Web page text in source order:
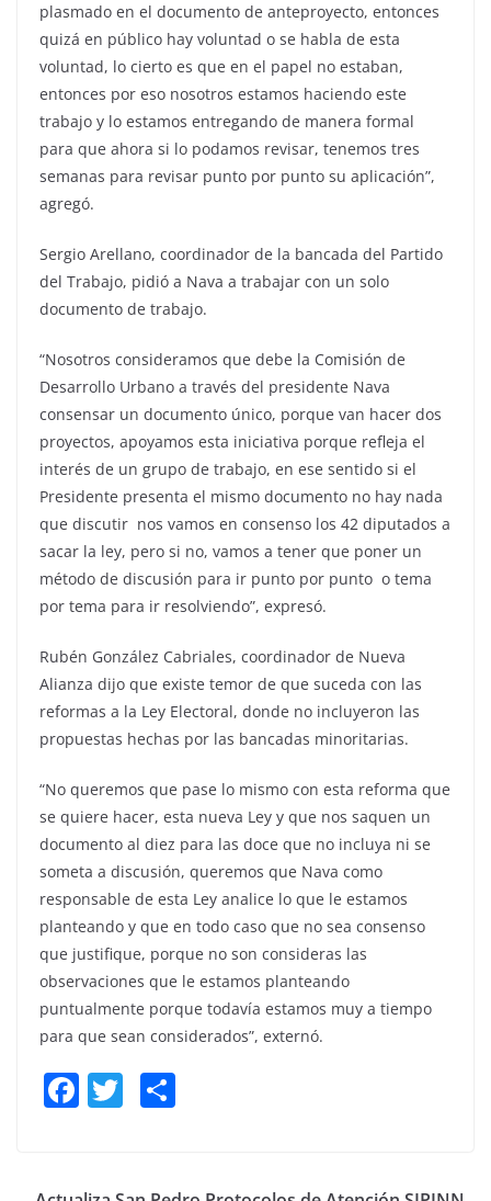
plasmado en el documento de anteproyecto, entonces
quizá en público hay voluntad o se habla de esta
voluntad, lo cierto es que en el papel no estaban,
entonces por eso nosotros estamos haciendo este
trabajo y lo estamos entregando de manera formal
para que ahora si lo podamos revisar, tenemos tres
semanas para revisar punto por punto su aplicación”,
agregó.
Sergio Arellano, coordinador de la bancada del Partido
del Trabajo, pidió a Nava a trabajar con un solo
documento de trabajo.
“Nosotros consideramos que debe la Comisión de
Desarrollo Urbano a través del presidente Nava
consensar un documento único, porque van hacer dos
proyectos, apoyamos esta iniciativa porque refleja el
interés de un grupo de trabajo, en ese sentido si el
Presidente presenta el mismo documento no hay nada
que discutir nos vamos en consenso los 42 diputados a
sacar la ley, pero si no, vamos a tener que poner un
método de discusión para ir punto por punto o tema
por tema para ir resolviendo”, expresó.
Rubén González Cabriales, coordinador de Nueva
Alianza dijo que existe temor de que suceda con las
reformas a la Ley Electoral, donde no incluyeron las
propuestas hechas por las bancadas minoritarias.
“No queremos que pase lo mismo con esta reforma que
se quiere hacer, esta nueva Ley y que nos saquen un
documento al diez para las doce que no incluya ni se
someta a discusión, queremos que Nava como
responsable de esta Ley analice lo que le estamos
planteando y que en todo caso que no sea consenso
que justifique, porque no son consideras las
observaciones que le estamos planteando
puntualmente porque todavía estamos muy a tiempo
para que sean considerados”, externó.
F T